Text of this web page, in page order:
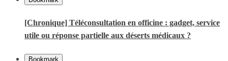
[Chronique] Téléconsultation en officine : gadget, service
utile ou réponse partielle aux déserts médicaux ?
Bookmark